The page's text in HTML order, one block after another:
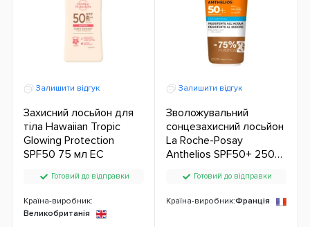
Залишити відгук
Захисний лосьйон для
тіла Hawaiian Tropic
Glowing Protection
SPF50 75 мл ЕС
Готовий до відправки
Країна-виробник:
Великобританія
Залишити відгук
Зволожувальний
сонцезахисний лосьйон
La Roche-Posay
Anthelios SPF50+ 250
Готовий до відправки
Країна-виробник:Франція